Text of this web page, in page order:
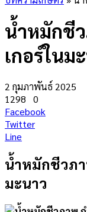
น้ำหมักชี
เกอร์ในม
2 กุมภาพันธ์ 2025
1298
0
Facebook
Twitter
Line
น้ำหมักชีวภา
มะนาว